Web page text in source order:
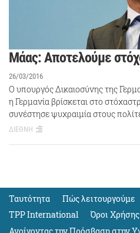
Μάας: Αποτελούμε
26/03/2016
Ο υπουργός Δικαιοσύνης της
η Γερμανία βρίσκεται στο
συνέστησε ψυχραιμία στους
ΔΙΕΘΝΗ
Ταυτότητα Πώς λειτουργούμε
TPP International
Όροι Χρήσης